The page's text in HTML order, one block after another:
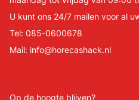
U kunt ons 24/7 mailen voor al
Tel: 085-0600678
Mail: info@horecashack.nl
Op de hoogte blijven?